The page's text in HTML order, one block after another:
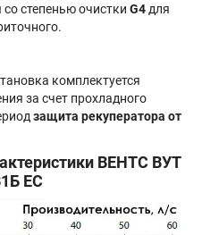
степенью очистки G4 для
комплектуется
за счет прохладного
защита рекуператора от
ВЕНТС ВУТ
EC